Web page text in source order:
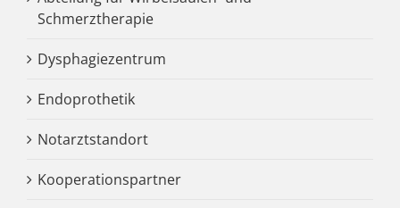
Schmerztherapie
Dysphagiezentrum
Endoprothetik
Notarztstandort
Kooperationspartner